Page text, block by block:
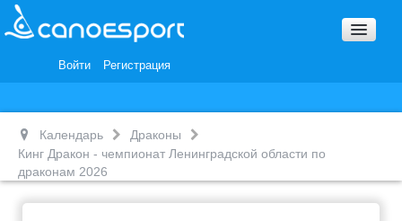
Войти Регистрация
Награды и Благодарности
Календарь
Драконы
Кинг Дракон - чемпионат Ленинградской области по
драконам 2026